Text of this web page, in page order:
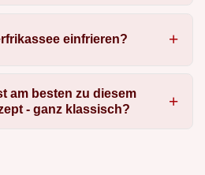
einfrieren?
am besten zu diesem
- ganz klassisch?